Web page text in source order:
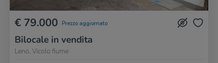
€ 79.000 Prezzo aggiornato
Bilocale in vendita
Leno, Vicolo fiume